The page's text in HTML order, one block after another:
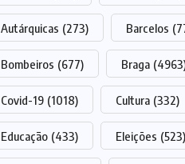
Autárquicas (273) Barcelos
Bombeiros (677) Braga
Covid-19 (1018) Cultura (332)
Educação (433) Eleições (523)